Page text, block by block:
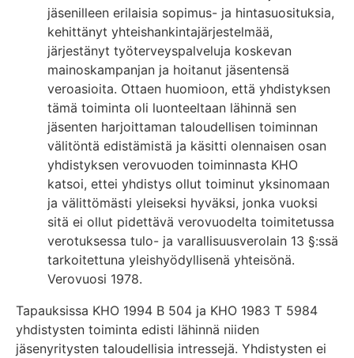
jäsenilleen erilaisia sopimus- ja hintasuosituksia,
kehittänyt yhteishankintajärjestelmää,
järjestänyt työterveyspalveluja koskevan
mainoskampanjan ja hoitanut jäsentensä
veroasioita. Ottaen huomioon, että yhdistyksen
tämä toiminta oli luonteeltaan lähinnä sen
jäsenten harjoittaman taloudellisen toiminnan
välitöntä edistämistä ja käsitti olennaisen osan
yhdistyksen verovuoden toiminnasta KHO
katsoi, ettei yhdistys ollut toiminut yksinomaan
ja välittömästi yleiseksi hyväksi, jonka vuoksi
sitä ei ollut pidettävä verovuodelta toimitetussa
verotuksessa tulo- ja varallisuusverolain 13 §:ssä
tarkoitettuna yleishyödyllisenä yhteisönä.
Verovuosi 1978.
Tapauksissa KHO 1994 B 504 ja KHO 1983 T 5984
yhdistysten toiminta edisti lähinnä niiden
jäsenyritysten taloudellisia intressejä. Yhdistysten ei